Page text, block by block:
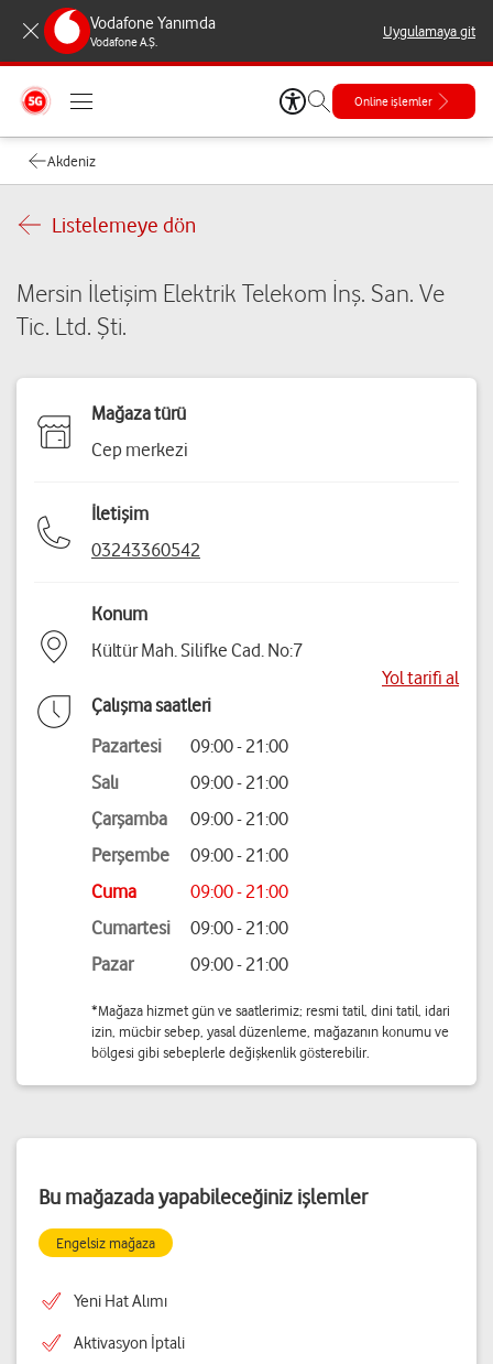
Vodafone Yanımda
Vodafone A.Ş.
Uygulamaya git
Online işlemler
Akdeniz
Listelemeye dön
Mersin İletişim Elektrik Telekom İnş. San. Ve
Tic. Ltd. Şti.
Mağaza türü
Cep merkezi
İletişim
03243360542
Konum
Kültür Mah. Silifke Cad. No:7
Yol tarifi al
Çalışma saatleri
Pazartesi
09:00 - 21:00
Salı
09:00 - 21:00
Çarşamba
09:00 - 21:00
Perşembe
09:00 - 21:00
Cuma
09:00 - 21:00
Cumartesi
09:00 - 21:00
Pazar
09:00 - 21:00
*Mağaza hizmet gün ve saatlerimiz; resmi tatil, dini tatil, idari
izin, mücbir sebep, yasal düzenleme, mağazanın konumu ve
bölgesi gibi sebeplerle değişkenlik gösterebilir.
Bu mağazada yapabileceğiniz işlemler
Engelsiz mağaza
Yeni Hat Alımı
Aktivasyon İptali